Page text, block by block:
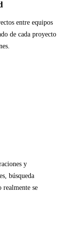
entre equipos
de cada proyecto
y
búsqueda
realmente se